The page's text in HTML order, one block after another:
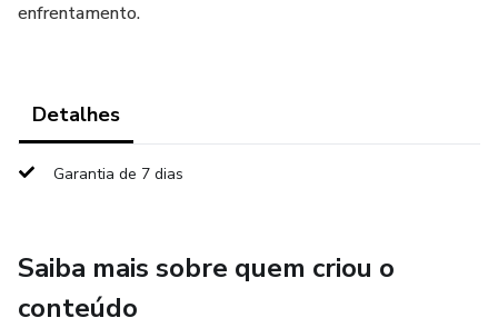
enfrentamento.
Detalhes
Garantia de 7 dias
Saiba mais sobre quem criou o
conteúdo